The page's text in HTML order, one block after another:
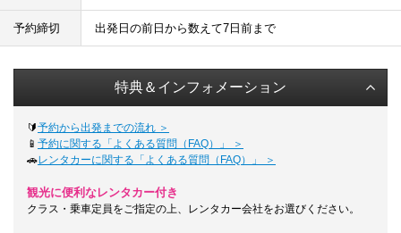
予約締切 出発日の前日から数えて7日前まで
特典＆インフォメーション
🔰予約から出発までの流れ ＞
📱 予約に関する「よくある質問（FAQ）」 ＞
🚗レンタカーに関する「よくある質問（FAQ）」 ＞
観光に便利なレンタカー付き
クラス・乗車定員をご指定の上、レンタカー会社をお選びください。